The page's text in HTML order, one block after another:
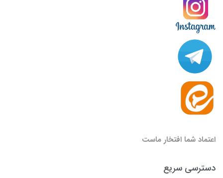
اعتماد شما افتخار ماست
دسترسی سریع